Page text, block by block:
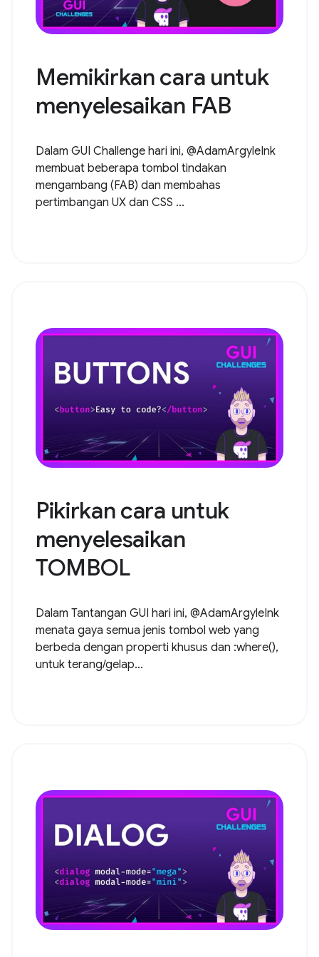
Memikirkan cara untuk
menyelesaikan FAB
Dalam GUI Challenge hari ini, @AdamArgyleInk
membuat beberapa tombol tindakan
mengambang (FAB) dan membahas
pertimbangan UX dan CSS ...
Pikirkan cara untuk
menyelesaikan
TOMBOL
Dalam Tantangan GUI hari ini, @AdamArgyleInk
menata gaya semua jenis tombol web yang
berbeda dengan properti khusus dan :where(),
untuk terang/gelap...